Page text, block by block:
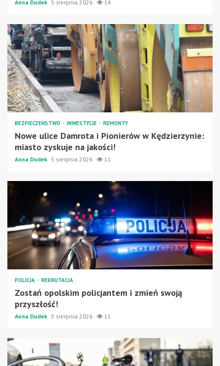
Anna Dudek 5 sierpnia 2026 14
BEZPIECZEŃSTWO INWESTYCJE REMONTY
Nowe ulice Damrota i Pionierów w Kędzierzynie:
miasto zyskuje na jakości!
Anna Dudek 5 sierpnia 2026 11
POLICJA REKRUTACJA
Zostań opolskim policjantem i zmień swoją
przyszłość!
Anna Dudek 5 sierpnia 2026 11